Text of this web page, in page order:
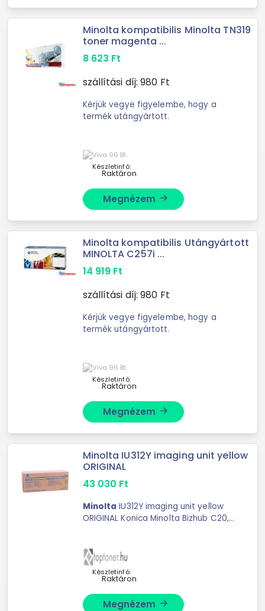
Minolta kompatibilis Minolta TN319
toner magenta ...
8 623 Ft
szállítási díj: 980 Ft
Kérjük vegye figyelembe, hogy a
termék utángyártott.
Készletinfó:
Raktáron
Megnézem arrow_forward
Minolta kompatibilis Utángyártott
MINOLTA C257i ...
14 919 Ft
szállítási díj: 980 Ft
Kérjük vegye figyelembe, hogy a
termék utángyártott.
Készletinfó:
Raktáron
Megnézem arrow_forward
Minolta IU312Y imaging unit yellow
ORIGINAL
43 030 Ft
Minolta IU312Y imaging unit yellow
ORIGINAL Konica Minolta Bizhub C20,
Készletinfó:
Raktáron
Megnézem arrow_forward